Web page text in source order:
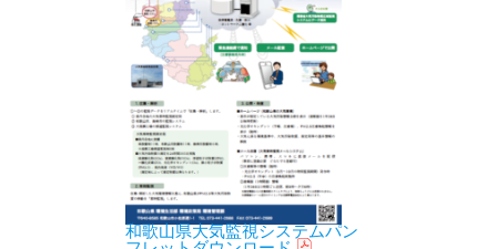
和歌山県大気監視システムパン